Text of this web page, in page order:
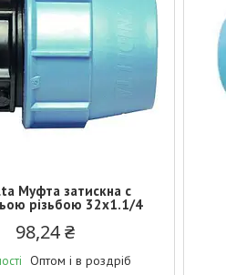
Муфта затискна c
різьбою 32х1.1/4
98,24 ₴
Оптом і в роздріб